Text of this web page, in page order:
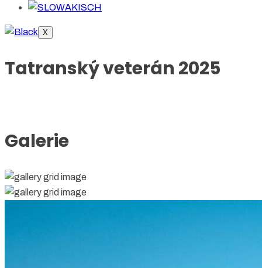
X
Tatranský veterán 2025
Galerie